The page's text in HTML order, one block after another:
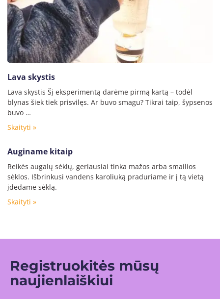
Lava skystis
Lava skystis Šį eksperimentą darėme pirmą kartą – todėl
blynas šiek tiek prisvilęs. Ar buvo smagu? Tikrai taip, šypsenos
buvo …
Skaityti »
Auginame kitaip
Reikės augalų sėklų, geriausiai tinka mažos arba smailios
sėklos. Išbrinkusi vandens karoliuką praduriame ir į tą vietą
įdedame sėklą.
Skaityti »
Registruokitės mūsų
naujienlaiškiui